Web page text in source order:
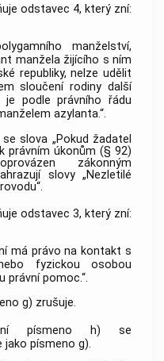
odstavec 4, který zní:
manželství,
manžela žijícího s ním
republiky, nelze udělit
sloučení rodiny další
je podle právního řádu
azylanta.“.
slova „Pokud žadatel
právním úkonům (§ 92)
zákonným
slovy „Nezletilé
odstavec 3, který zní:
má právo na kontakt s
fyzickou osobou
právní pomoc.“.
g) zrušuje.
písmeno h) se
jako písmeno g).